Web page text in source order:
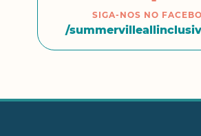
SIGA-NOS NO
/